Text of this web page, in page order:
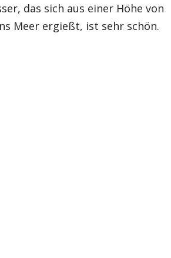
das sich aus einer Höhe von
Meer ergießt, ist sehr schön.